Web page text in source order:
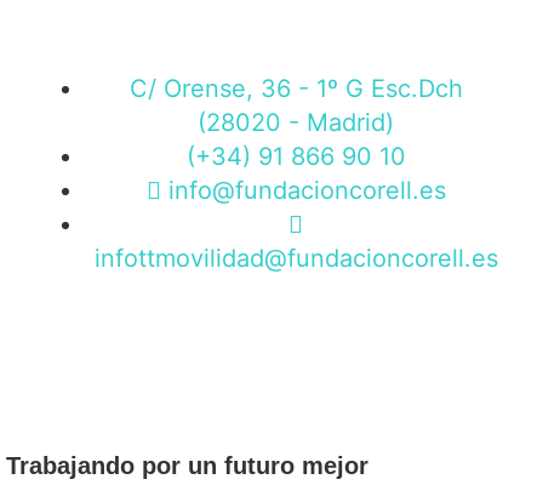
C/ Orense, 36 - 1º G Esc.Dch
(28020 - Madrid)
(+34) 91 866 90 10
info@fundacioncorell.es
infottmovilidad@fundacioncorell.es
Trabajando por un futuro mejor